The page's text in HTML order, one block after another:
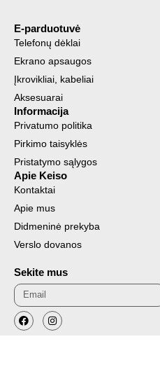
E-parduotuvė
Telefonų dėklai
Ekrano apsaugos
Įkrovikliai, kabeliai
Aksesuarai
Informacija
Privatumo politika
Pirkimo taisyklės
Pristatymo sąlygos
Apie Keiso
Kontaktai
Apie mus
Didmeninė prekyba
Verslo dovanos
Sekite mus
Email
F
a
c
I
n
s